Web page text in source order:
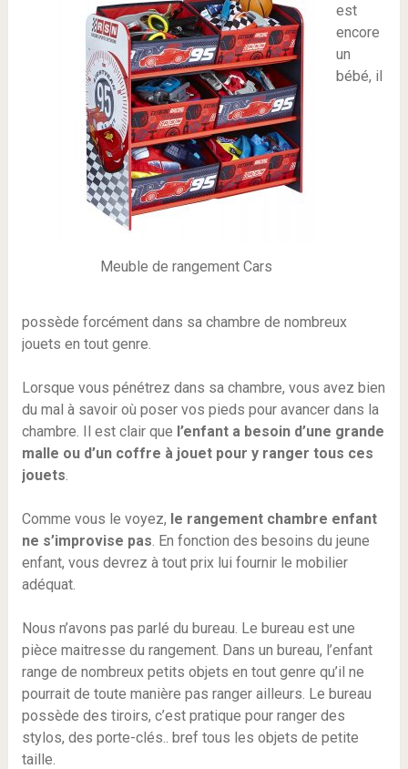
Meuble de rangement Cars
est
encore
un
bébé, il
possède forcément dans sa chambre de nombreux
jouets en tout genre.
Lorsque vous pénétrez dans sa chambre, vous avez bien
du mal à savoir où poser vos pieds pour avancer dans la
chambre. Il est clair que l’enfant a besoin d’une grande
malle ou d’un coffre à jouet pour y ranger tous ces
jouets.
Comme vous le voyez, le rangement chambre enfant
ne s’improvise pas. En fonction des besoins du jeune
enfant, vous devrez à tout prix lui fournir le mobilier
adéquat.
Nous n’avons pas parlé du bureau. Le bureau est une
pièce maitresse du rangement. Dans un bureau, l’enfant
range de nombreux petits objets en tout genre qu’il ne
pourrait de toute manière pas ranger ailleurs. Le bureau
possède des tiroirs, c’est pratique pour ranger des
stylos, des porte-clés.. bref tous les objets de petite
taille.